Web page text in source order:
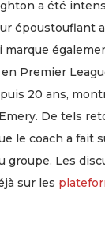
a été
époustouflant
marque
Premier
20 ans,
De tels
le coach a fait
groupe. Les
sur les